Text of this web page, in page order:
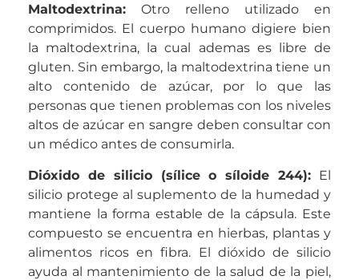
Maltodextrina: Otro relleno utilizado en
comprimidos. El cuerpo humano digiere bien
la maltodextrina, la cual ademas es libre de
gluten. Sin embargo, la maltodextrina tiene un
alto contenido de azúcar, por lo que las
personas que tienen problemas con los niveles
altos de azúcar en sangre deben consultar con
un médico antes de consumirla.
Dióxido de silicio (sílice o síloide 244): El
silicio protege al suplemento de la humedad y
mantiene la forma estable de la cápsula. Este
compuesto se encuentra en hierbas, plantas y
alimentos ricos en fibra. El dióxido de silicio
ayuda al mantenimiento de la salud de la piel,